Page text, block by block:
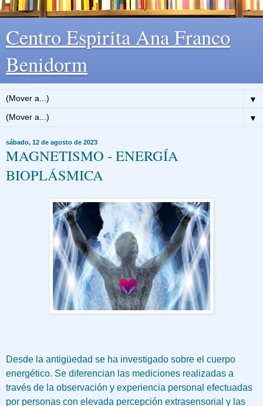
Centro Espirita Ana Franco
Benidorm
▼
▼
sábado, 12 de agosto de 2023
MAGNETISMO - ENERGÍA
BIOPLÁSMICA
Desde la antigüedad se ha investigado sobre el cuerpo
energético. Se diferencian las mediciones realizadas a
través de la observación y experiencia personal efectuadas
por personas con elevada percepción extrasensorial y las